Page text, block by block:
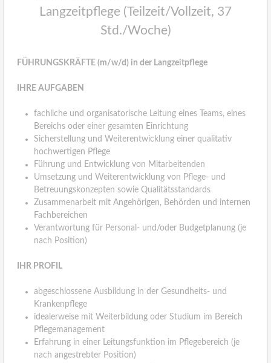
Langzeitpflege (Teilzeit/Vollzeit, 37
Std./Woche)
FÜHRUNGSKRÄFTE (m/w/d) in der Langzeitpflege
IHRE AUFGABEN
fachliche und organisatorische Leitung eines Teams, eines
Bereichs oder einer gesamten Einrichtung
Sicherstellung und Weiterentwicklung einer qualitativ
hochwertigen Pflege
Führung und Entwicklung von Mitarbeitenden
Umsetzung und Weiterentwicklung von Pflege- und
Betreuungskonzepten sowie Qualitätsstandards
Zusammenarbeit mit Angehörigen, Behörden und internen
Fachbereichen
Verantwortung für Personal- und/oder Budgetplanung (je
nach Position)
IHR PROFIL
abgeschlossene Ausbildung in der Gesundheits- und
Krankenpflege
idealerweise mit Weiterbildung oder Studium im Bereich
Pflegemanagement
Erfahrung in einer Leitungsfunktion im Pflegebereich (je
nach angestrebter Position)